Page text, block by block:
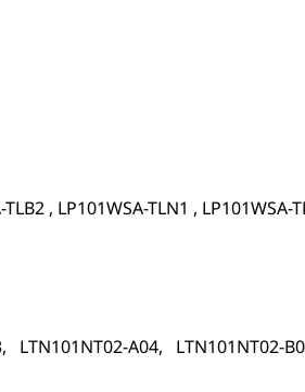
, LP101WSA-TLN1 , LP101WSA-
A04, LTN101NT02-